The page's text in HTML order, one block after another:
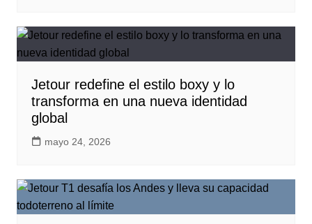
Jetour redefine el estilo boxy y lo
transforma en una nueva identidad
global
mayo 24, 2026